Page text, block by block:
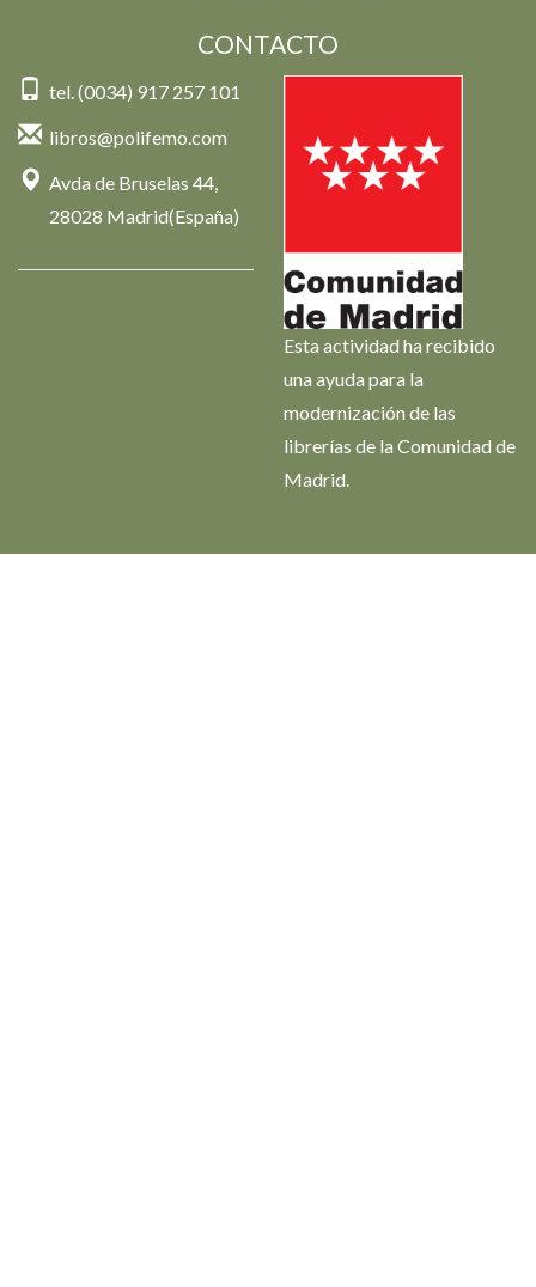
CONTACTO
tel. (0034) 917 257 101
libros@polifemo.com
Avda de Bruselas 44,
28028 Madrid(España)
Esta actividad ha recibido
una ayuda para la
modernización de las
librerías de la Comunidad de
Madrid.